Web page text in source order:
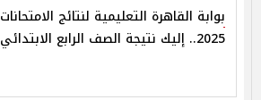
بوابة القاهرة التعليمية لنتائج الامتحانات
2025.. إليك نتيجة الصف الرابع الابتدائي